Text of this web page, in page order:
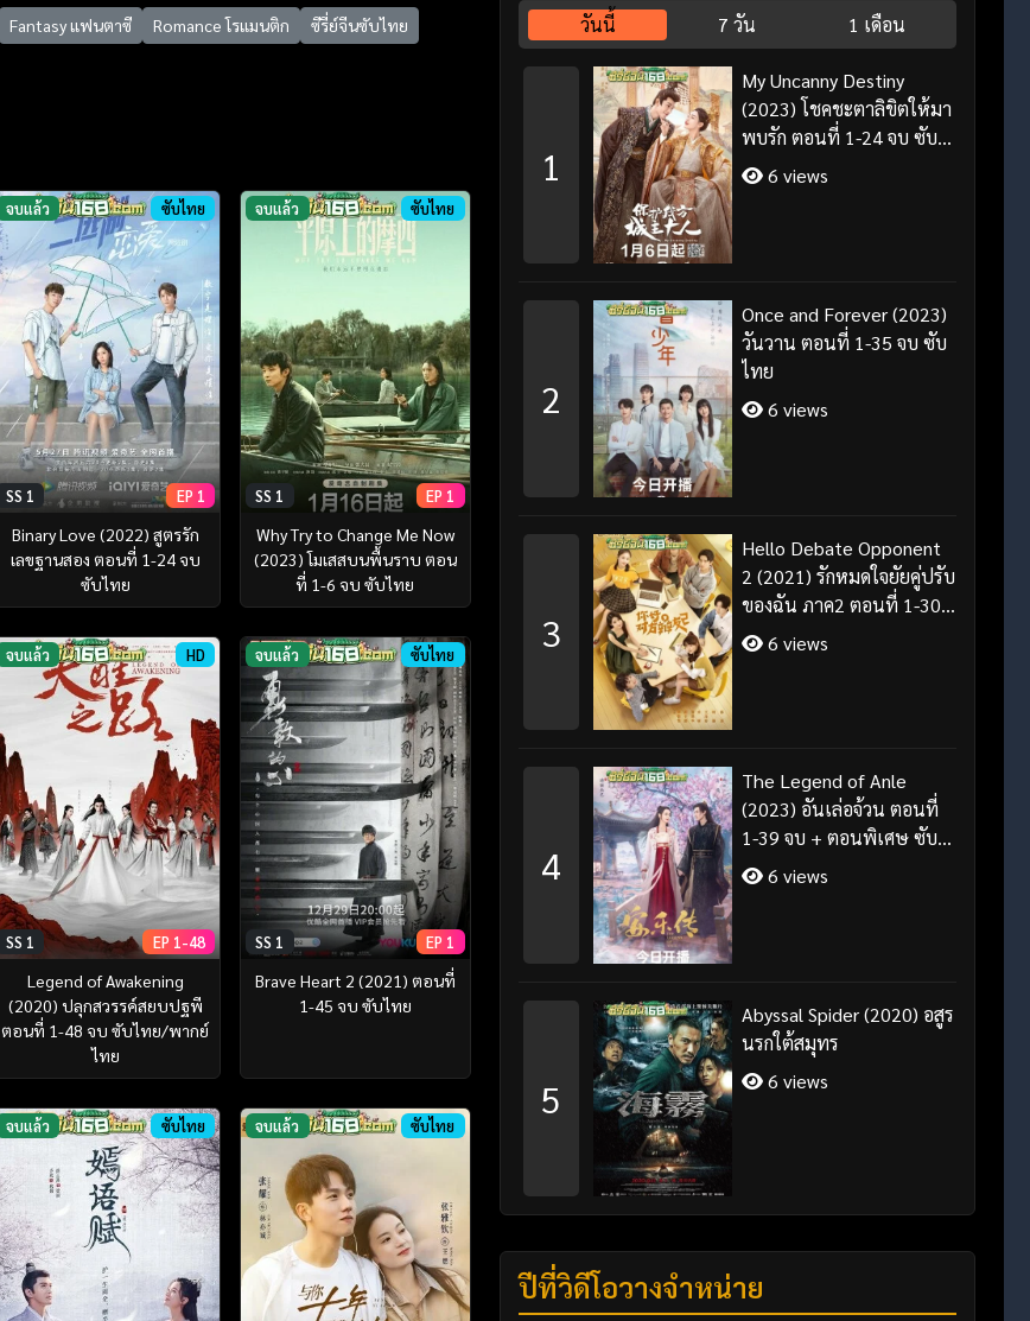
Fantasy แฟนตาซี Romance โรแมนติก
ซีรี่ย์จีนซับไทย
จบแล้ว ซับไทย
SS 1 EP 1
Binary Love (2022) สูตรรัก
เลขฐานสอง ตอนที่ 1-24 จบ
ซับไทย
จบแล้ว ซับไทย
SS 1 EP 1
Why Try to Change Me Now
(2023) โมเสสบนพื้นราบ ตอน
ที่ 1-6 จบ ซับไทย
จบแล้ว HD
SS 1 EP 1-48
Legend of Awakening
(2020) ปลุกสวรรค์สยบปฐพี
ตอนที่ 1-48 จบ ซับไทย/พากย์
ไทย
จบแล้ว ซับไทย
SS 1 EP 1
Brave Heart 2 (2021) ตอนที่
1-45 จบ ซับไทย
จบแล้ว ซับไทย จบแล้ว ซับไทย
วันนี้ 7 วัน 1 เดือน
1
My Uncanny Destiny
(2023) โชคชะตาลิขิตให้มา
พบรัก ตอนที่ 1-24 จบ ซับ
ไทย/พากย์ไทย
6 views
2
Once and Forever (2023)
วันวาน ตอนที่ 1-35 จบ ซับ
ไทย
6 views
3
Hello Debate Opponent
2 (2021) รักหมดใจยัยคู่ปรับ
ของฉัน ภาค2 ตอนที่ 1-30
จบ ซับไทย
6 views
4
The Legend of Anle
(2023) อันเล่อจ้วน ตอนที่
1-39 จบ + ตอนพิเศษ ซับ
ไทย/พากย์ไทย
6 views
5
Abyssal Spider (2020) อสูร
นรกใต้สมุทร
6 views
ปีที่วิดีโอวางจำหน่าย